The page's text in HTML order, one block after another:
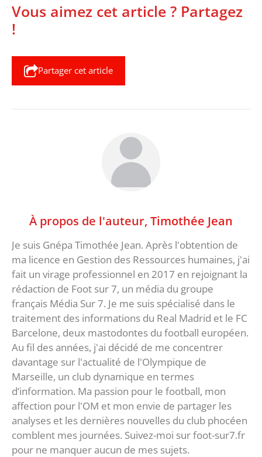
Vous aimez cet article ? Partagez
!
Partager cet article
À propos de l'auteur, Timothée Jean
Je suis Gnépa Timothée Jean. Après l'obtention de
ma licence en Gestion des Ressources humaines, j'ai
fait un virage professionnel en 2017 en rejoignant la
rédaction de Foot sur 7, un média du groupe
français Média Sur 7. Je me suis spécialisé dans le
traitement des informations du Real Madrid et le FC
Barcelone, deux mastodontes du football européen.
Au fil des années, j'ai décidé de me concentrer
davantage sur l'actualité de l'Olympique de
Marseille, un club dynamique en termes
d’information. Ma passion pour le football, mon
affection pour l'OM et mon envie de partager les
analyses et les dernières nouvelles du club phocéen
comblent mes journées. Suivez-moi sur foot-sur7.fr
pour ne manquer aucun de mes sujets.